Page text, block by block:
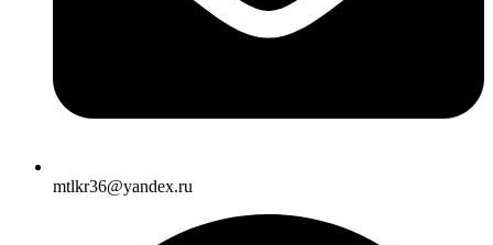
mtlkr36@yandex.ru